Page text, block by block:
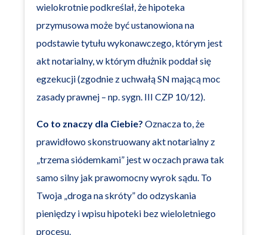
wielokrotnie podkreślał, że hipoteka
przymusowa może być ustanowiona na
podstawie tytułu wykonawczego, którym jest
akt notarialny, w którym dłużnik poddał się
egzekucji (zgodnie z uchwałą SN mającą moc
zasady prawnej – np. sygn. III CZP 10/12).
Co to znaczy dla Ciebie? Oznacza to, że
prawidłowo skonstruowany akt notarialny z
„trzema siódemkami” jest w oczach prawa tak
samo silny jak prawomocny wyrok sądu. To
Twoja „droga na skróty” do odzyskania
pieniędzy i wpisu hipoteki bez wieloletniego
procesu.